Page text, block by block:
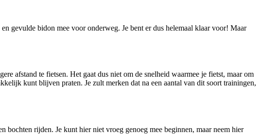
gevulde bidon mee voor onderweg. Je bent er dus helemaal klaar voor! Maar
afstand te fietsen. Het gaat dus niet om de snelheid waarmee je fietst, maar om
kunt blijven praten. Je zult merken dat na een aantal van dit soort trainingen,
bochten rijden. Je kunt hier niet vroeg genoeg mee beginnen, maar neem hier